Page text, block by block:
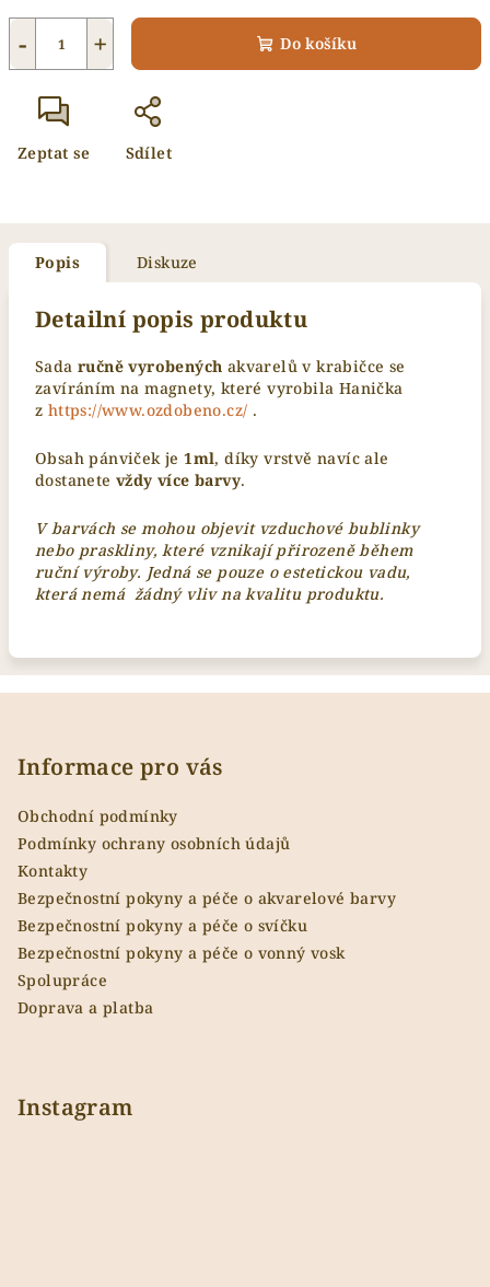
+
− Do košíku
Zeptat se Sdílet
Popis Diskuze
Detailní popis produktu
Sada ručně vyrobených akvarelů v krabičce se
zavíráním na magnety, které vyrobila Hanička
z https://www.ozdobeno.cz/ .
Obsah pánviček je 1ml, díky vrstvě navíc ale
dostanete vždy více barvy.
V barvách se mohou objevit vzduchové bublinky
nebo praskliny, které vznikají přirozeně během
ruční výroby. Jedná se pouze o estetickou vadu,
která nemá žádný vliv na kvalitu produktu.
Informace pro vás
Obchodní podmínky
Podmínky ochrany osobních údajů
Kontakty
Bezpečnostní pokyny a péče o akvarelové barvy
Bezpečnostní pokyny a péče o svíčku
Bezpečnostní pokyny a péče o vonný vosk
Spolupráce
Doprava a platba
Instagram